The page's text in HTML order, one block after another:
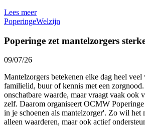
Lees meer
PoperingeWelzijn
Poperinge zet mantelzorgers
09/07/26
Mantelzorgers betekenen elke dag heel veel
familielid, buur of kennis met een
onschatbare waarde, maar vraagt vaak ook
zelf. Daarom organiseert OCMW Poperinge
in je schoenen als mantelzorger'. Zo wil het
alleen waarderen, maar ook actief